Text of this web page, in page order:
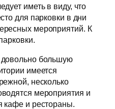
иметь в виду, что
для парковки в дни
мероприятий. К
большую
имеется
несколько
мероприятия и
кафе и рестораны.